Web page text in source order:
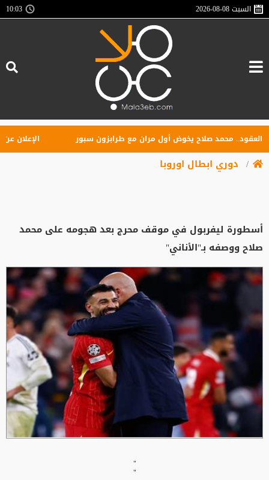
السبت2026-08-08
10:03
محمد صلاح يخوض أول مران مع طرابزون سبور الإعلان عن
دوري ابطال اوروبا
أسطورة ليفربول في موقف محرج بعد هجومه على محمد
صلاح ووصفه بـ"الأناني"
"
"